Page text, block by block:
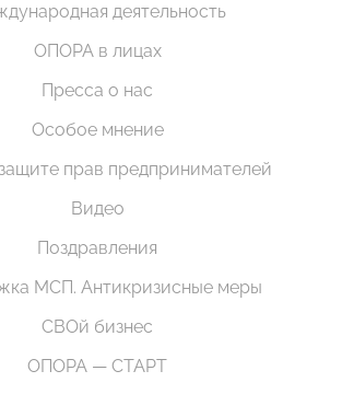
деятельность
ОПОРА в лицах
Пресса о нас
Особое мнение
прав предпринимателей
Видео
Поздравления
МСП. Антикризисные меры
СВОй бизнес
ОПОРА — СТАРТ